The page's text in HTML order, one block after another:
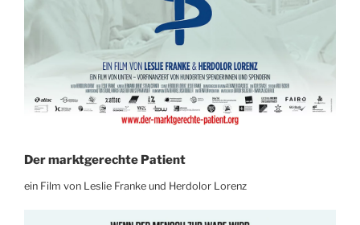
Der marktgerechte Patient
ein Film von Leslie Franke und Herdolor Lorenz